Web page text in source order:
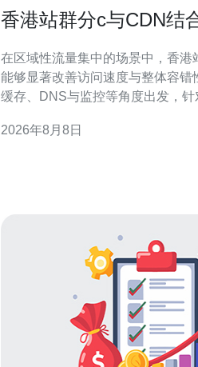
香港站群分c与CDN结
在区域性流量集中的场景中，香港
能够显著改善访问速度与整体容错
缓存、DNS与监控等角度出发，针
长与运维团队在兼顾SEO与合规的
2026年8月8日